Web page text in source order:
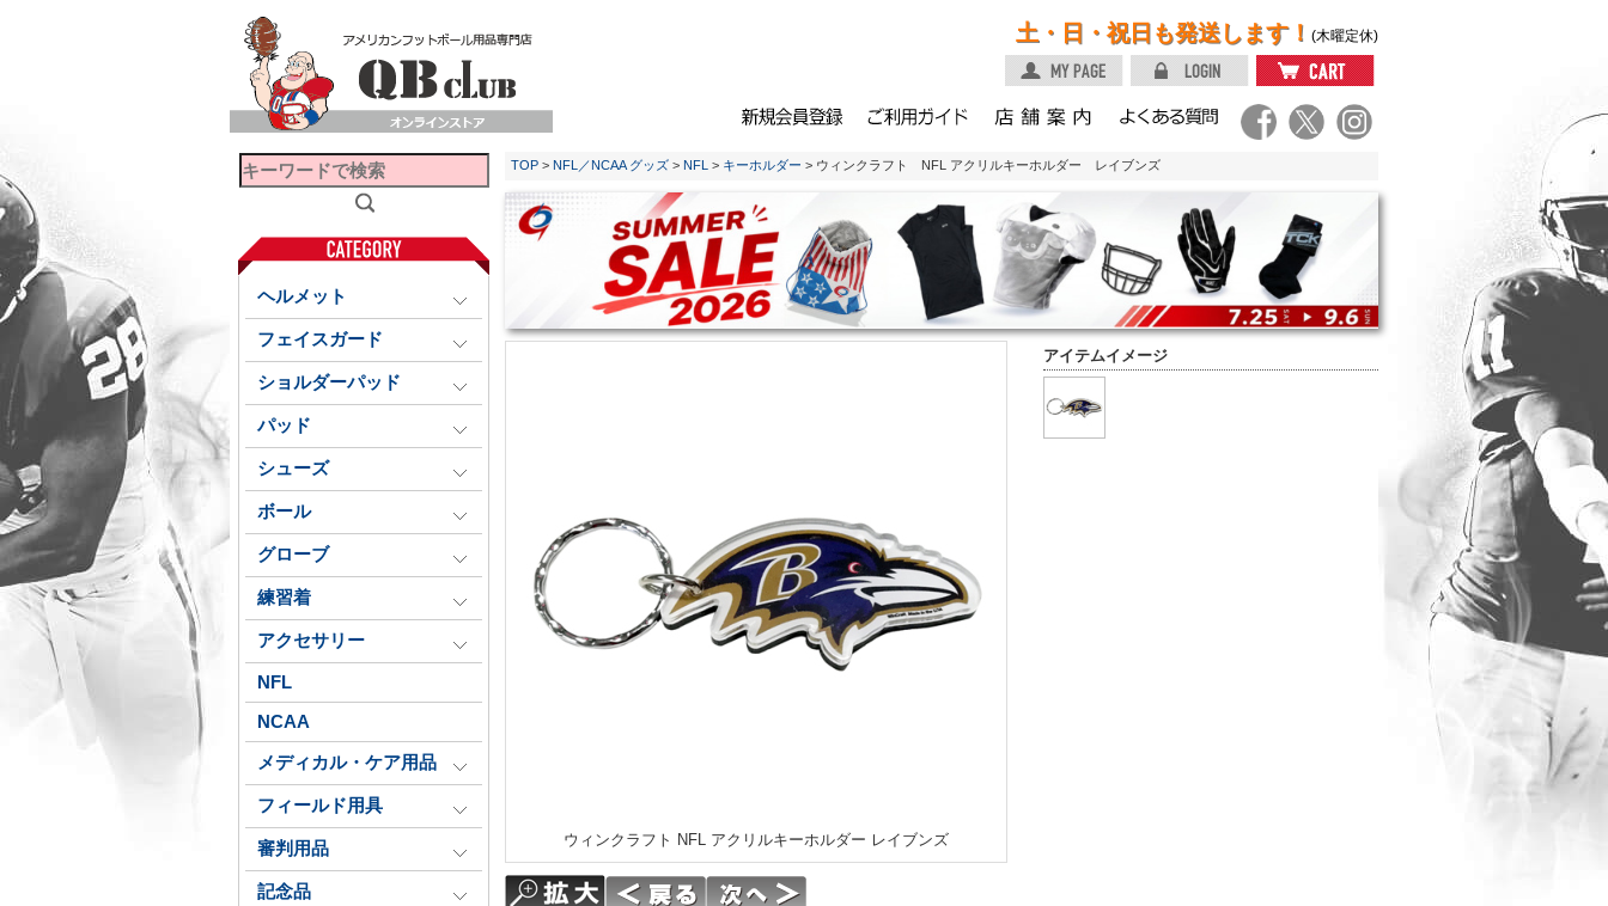
土・日・祝日も発送します！ (木曜定休)
ヘルメット
フェイスガード
ショルダーパッド
パッド
シューズ
ボール
グローブ
練習着
アクセサリー
NFL
NCAA
メディカル・ケア用品
フィールド用具
審判用品
記念品
TOP > NFL／NCAA グッズ > NFL > キーホルダー > ウィンクラフト NFL アクリルキーホルダー レイブンズ
アイテムイメージ
ウィンクラフト NFL アクリルキーホルダー レイブンズ